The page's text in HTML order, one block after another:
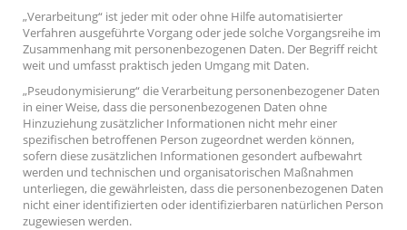
„Verarbeitung“ ist jeder mit oder ohne Hilfe automatisierter
Verfahren ausgeführte Vorgang oder jede solche Vorgangsreihe im
Zusammenhang mit personenbezogenen Daten. Der Begriff reicht
weit und umfasst praktisch jeden Umgang mit Daten.
„Pseudonymisierung“ die Verarbeitung personenbezogener Daten
in einer Weise, dass die personenbezogenen Daten ohne
Hinzuziehung zusätzlicher Informationen nicht mehr einer
spezifischen betroffenen Person zugeordnet werden können,
sofern diese zusätzlichen Informationen gesondert aufbewahrt
werden und technischen und organisatorischen Maßnahmen
unterliegen, die gewährleisten, dass die personenbezogenen Daten
nicht einer identifizierten oder identifizierbaren natürlichen Person
zugewiesen werden.